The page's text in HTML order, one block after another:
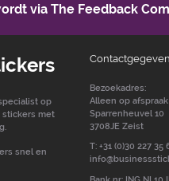
via The Feedback
op
stickers met
snel en
Bezoekadres:
Alleen op afspraak
Sparrenheuvel 10
3708JE Zeist
T: +31 (0)30 227 35